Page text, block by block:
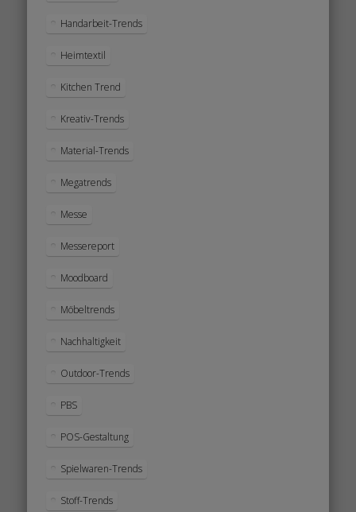
Handarbeit-Trends
Heimtextil
Kitchen Trend
Kreativ-Trends
Material-Trends
Megatrends
Messe
Messereport
Moodboard
Möbeltrends
Nachhaltigkeit
Outdoor-Trends
PBS
POS-Gestaltung
Spielwaren-Trends
Stoff-Trends